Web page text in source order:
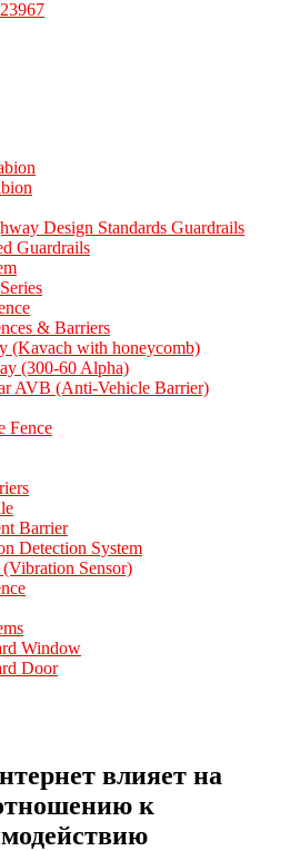
Design Standards Guardrails
Guardrails
& Barriers
(Kavach with honeycomb)
(300-60 Alpha)
AVB (Anti-Vehicle Barrier)
Fence
Barrier
Detection System
Sensor)
Window
Door
влияет на
к